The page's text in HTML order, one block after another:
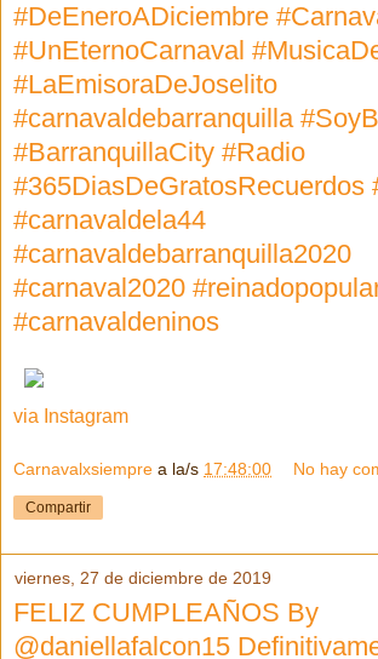
#DeEneroADiciembre
#UnEternoCarnaval
#LaEmisoraDeJoselito
#carnavaldebarranquilla
#BarranquillaCity #Radio
#365DiasDeGratosRecuerdos
#carnavaldela44
#carnavaldebarranquilla2020
#carnaval2020
#carnavaldeninos
via Instagram
Carnavalxsiempre a la/s 17:48:00 No hay
Compartir
viernes, 27 de diciembre de 2019
FELIZ CUMPLEAÑOS By
@daniellafalcon15